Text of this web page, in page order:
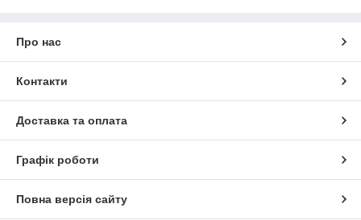
Про нас
Контакти
Доставка та оплата
Графік роботи
Повна версія сайту